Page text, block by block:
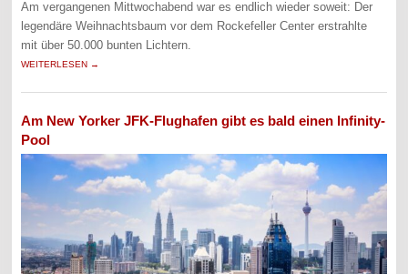
Am vergangenen Mittwochabend war es endlich wieder soweit: Der
legendäre Weihnachtsbaum vor dem Rockefeller Center erstrahlte
mit über 50.000 bunten Lichtern.
WEITERLESEN →
Am New Yorker JFK-Flughafen gibt es bald einen Infinity-
Pool